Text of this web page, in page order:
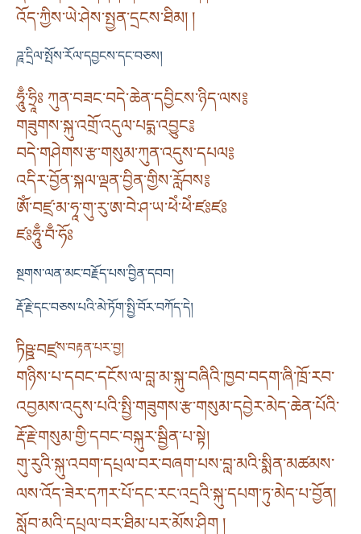
འོད་ཀྱིས་ཡེ་ཤེས་སྤྱན་དྲངས་ཐིམ། །
ཌཱ་དྲིལ་སྤོས་རོལ་དབྱངས་དང་བཅས།
ཧཱུྃ་ཧྲཱིཿ ཀུན་བཟང་བདེ་ཆེན་དབྱིངས་ཉིད་ལས༔
གཟུགས་སྐུ་འགྲོ་འདུལ་པདྨ་འབྱུང༔
བདེ་གཤེགས་རྩ་གསུམ་ཀུན་འདུས་དཔལ༔
འདིར་བྱོན་སྐལ་ལྡན་བྱིན་གྱིས་རློབས༔
ཨོཾ་བཛྲ་མ་ཧཱ་གུ་རུ་ཨ་བེ་ཤ་ཡ་ཕེཾ་ཕེཾ་ཛཿཛཿ
ཛཿཧཱུྃ་བྃ་ཧོཿ
སྔགས་ལན་མང་བརྗོད་པས་བྱིན་དབབ།
རྡོ་རྗེ་དང་བཅས་པའི་མེ་ཏོག་སྤྱི་བོར་བཀོད་དེ།
ཏིཥྛ་བཛྲས་བརྟན་པར་བྱ།
གཉིས་པ་དབང་དངོས་ལ་བླ་མ་སྐུ་བཞིའི་ཁྱབ་བདག་ཞི་ཁྲོ་རབ་
འབྱམས་འདུས་པའི་སྤྱི་གཟུགས་རྩ་གསུམ་དབྱེར་མེད་ཆེན་པོའི་
རྡོ་རྗེ་གསུམ་གྱི་དབང་བསྐུར་སྦྱིན་པ་སྟེ།
གུ་རུའི་སྐུ་འབག་དཔྲལ་བར་བཞག་པས་བླ་མའི་སྨིན་མཚམས་
ལས་འོད་ཟེར་དཀར་པོ་དང་རང་འདྲའི་སྐུ་དཔག་ཏུ་མེད་པ་བྱོན།
སློབ་མའི་དཔྲལ་བར་ཐིམ་པར་མོས་ཤིག །